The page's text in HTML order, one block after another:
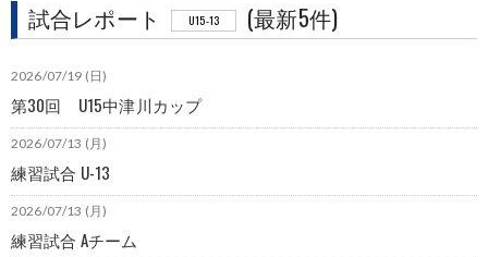
試合レポート U15-13 (最新5件)
2026/07/19 (日)
第30回 U15中津川カップ
2026/07/13 (月)
練習試合 U-13
2026/07/13 (月)
練習試合 Aチーム